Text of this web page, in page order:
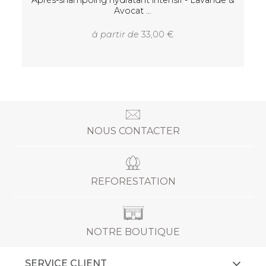
et
44,00
NOUS CONTACTER
REFORESTATION
NOTRE BOUTIQUE
SERVICE CLIENT